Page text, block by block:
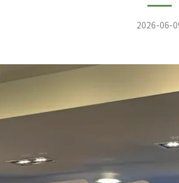
2026-06-